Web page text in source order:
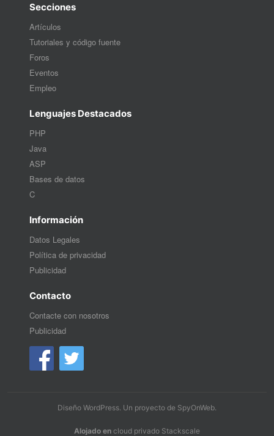
Secciones
Artículos
Tutoriales y código fuente
Foros
Eventos
Empleo
Lenguajes Destacados
PHP
Java
ASP
Bases de datos
C
Información
Datos Legales
Política de privacidad
Publicidad
Contacto
Contacte con nosotros
Publicidad
Diseño WordPress. Un proyecto de SpyOnWeb.
Alojado en cloud privado Stackscale